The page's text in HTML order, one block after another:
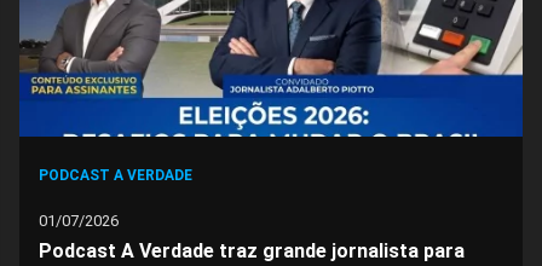
PODCAST A VERDADE
01/07/2026
Podcast A Verdade traz grande jornalista para